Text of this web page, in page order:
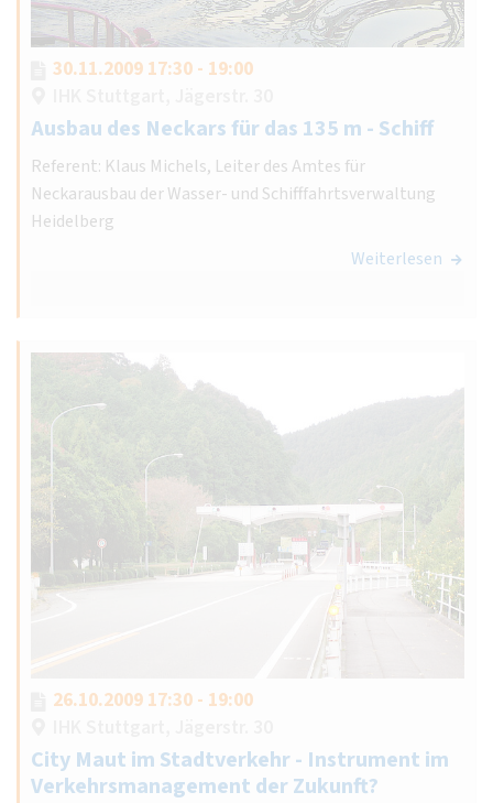
30.11.2009 17:30 - 19:00
Ausbau des Neckars für das 135 m - Schiff
Referent: Klaus Michels, Leiter des Amtes für
Neckarausbau der Wasser- und Schifffahrtsverwaltung
Heidelberg
Weiterlesen
26.10.2009 17:30 - 19:00
City Maut im Stadtverkehr - Instrument im
Verkehrsmanagement der Zukunft?